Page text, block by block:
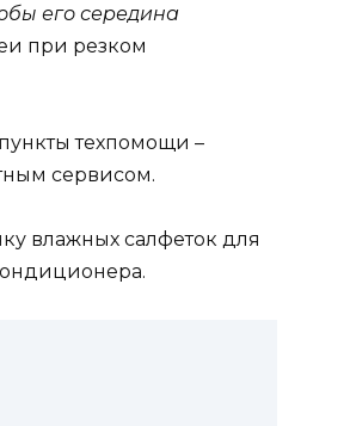
его середина
при резком
техпомощи –
сервисом.
влажных салфеток для